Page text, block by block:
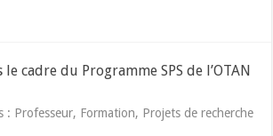
cadre du Programme SPS de l’OTAN
: Professeur, Formation, Projets de recherche